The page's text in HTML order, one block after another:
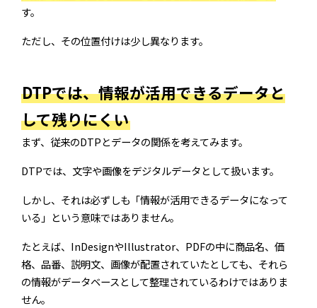
す。
ただし、その位置付けは少し異なります。
DTPでは、情報が活用できるデータと
して残りにくい
まず、従来のDTPとデータの関係を考えてみます。
DTPでは、文字や画像をデジタルデータとして扱います。
しかし、それは必ずしも「情報が活用できるデータになって
いる」という意味ではありません。
たとえば、InDesignやIllustrator、PDFの中に商品名、価
格、品番、説明文、画像が配置されていたとしても、それら
の情報がデータベースとして整理されているわけではありま
せん。